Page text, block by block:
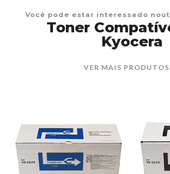
Você pode estar interessado
Toner
Kyocera
VER MAIS PRODUTOS